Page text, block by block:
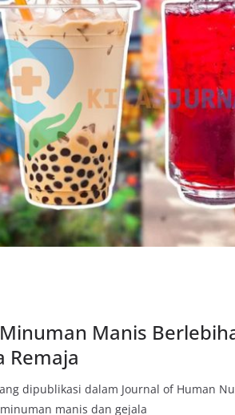
Manis
Remaja
dipublikasi dalam Journal of Human
manis dan gejala